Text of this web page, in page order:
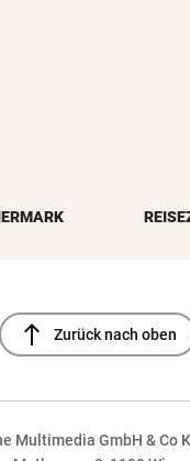
north Zurück nach oben
Multimedia GmbH & Co